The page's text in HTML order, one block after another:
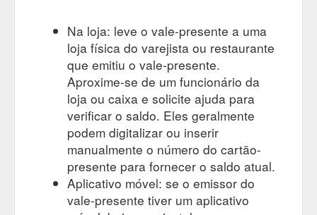
Na loja: leve o vale-presente a uma
loja física do varejista ou restaurante
que emitiu o vale-presente.
Aproxime-se de um funcionário da
loja ou caixa e solicite ajuda para
verificar o saldo. Eles geralmente
podem digitalizar ou inserir
manualmente o número do cartão-
presente para fornecer o saldo atual.
Aplicativo móvel: se o emissor do
vale-presente tiver um aplicativo